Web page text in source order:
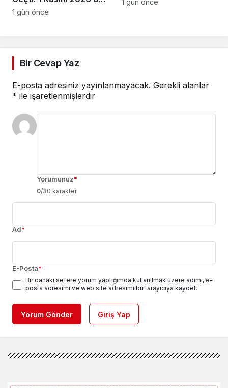
Vize Muafiyeti Bitiyor !
1 gün önce
1 gün önce
Bir Cevap Yaz
E-posta adresiniz yayınlanmayacak. Gerekli alanlar
* ile işaretlenmişlerdir
Yorumunuz*
0/30 karakter
Ad*
E-Posta*
Bir dahaki sefere yorum yaptığımda kullanılmak üzere adımı, e-
posta adresimi ve web site adresimi bu tarayıcıya kaydet.
Yorum Gönder Giriş Yap